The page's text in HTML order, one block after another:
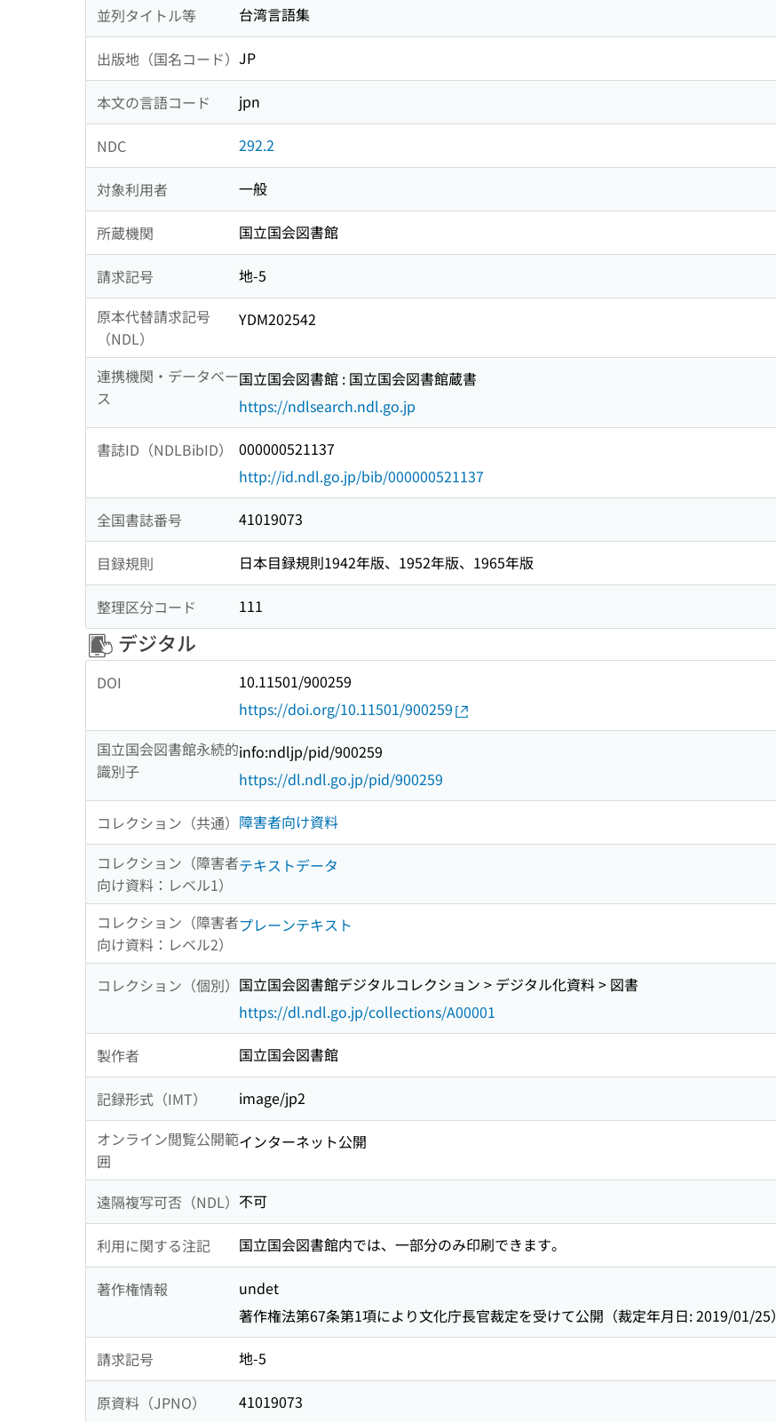
並列タイトル等 台湾言語集
出版地（国名コード） JP
本文の言語コード jpn
NDC 292.2
対象利用者 一般
所蔵機関 国立国会図書館
請求記号
地-5
原本代替請求記号
（NDL）
YDM202542
連携機関・データベー
ス
国立国会図書館 : 国立国会図書館蔵書
https://ndlsearch.ndl.go.jp
書誌ID（NDLBibID）
000000521137
http://id.ndl.go.jp/bib/000000521137
全国書誌番号 41019073
目録規則 日本目録規則1942年版、1952年版、1965年版
整理区分コード 111
デジタル
DOI
10.11501/900259
https://doi.org/10.11501/900259
国立国会図書館永続的
識別子
info:ndljp/pid/900259
https://dl.ndl.go.jp/pid/900259
コレクション（共通） 障害者向け資料
コレクション（障害者
向け資料：レベル1）
テキストデータ
コレクション（障害者
向け資料：レベル2）
プレーンテキスト
コレクション（個別） 国立国会図書館デジタルコレクション > デジタル化資料 > 図書
https://dl.ndl.go.jp/collections/A00001
製作者 国立国会図書館
記録形式（IMT）
image/jp2
オンライン閲覧公開範
囲
インターネット公開
遠隔複写可否（NDL） 不可
利用に関する注記 国立国会図書館内では、一部分のみ印刷できます。
著作権情報
undet
著作権法第67条第1項により文化庁長官裁定を受けて公開（裁定年月日: 2019/01/25）
請求記号 地-5
原資料（JPNO） 41019073